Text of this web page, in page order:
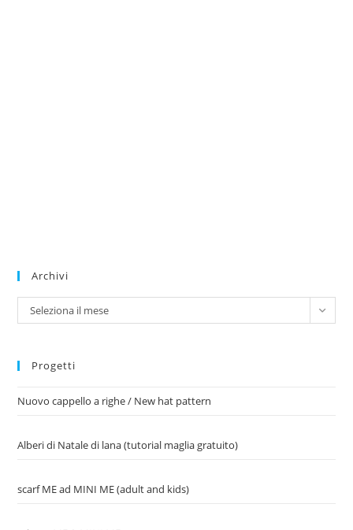
Archivi
Archivi
Seleziona il mese
Progetti
Nuovo cappello a righe / New hat pattern
Alberi di Natale di lana (tutorial maglia gratuito)
scarf ME ad MINI ME (adult and kids)